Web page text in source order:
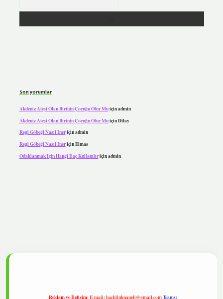
Son yorumlar
Akdeniz Ateşi Olan Birinin Çocuğu Olur Muiçinadmin
Akdeniz Ateşi Olan Birinin Çocuğu Olur MuiçinDilay
Regl Göbeği Nasıl Ineriçinadmin
Regl Göbeği Nasıl IneriçinElmas
Odaklanmak Için Hangi Ilaç Kullanılıriçinadmin
Reklam ve İletişim:E-mail:backlinkpaneli@gmail.comTeams: